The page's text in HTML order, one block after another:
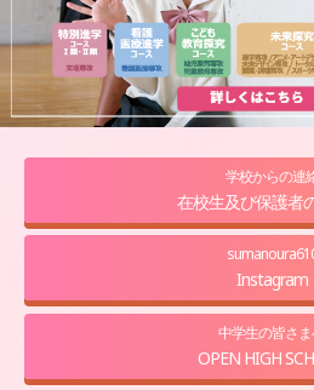
学校からの連
在校生及び保護者
Instagram
中学生の皆さ
OPEN HIGH